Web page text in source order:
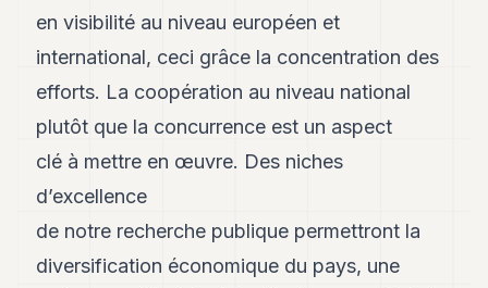
en visibilité au niveau européen et
international, ceci grâce la concentration des
efforts. La coopération au niveau national
plutôt que la concurrence est un aspect
clé à mettre en œuvre. Des niches
d’excellence
de notre recherche publique permettront la
diversification économique du pays, une